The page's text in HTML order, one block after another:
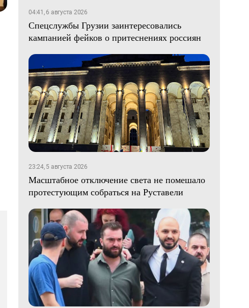
04:41, 6 августа 2026
Спецслужбы Грузии заинтересовались
кампанией фейков о притеснениях россиян
23:24, 5 августа 2026
Масштабное отключение света не помешало
протестующим собраться на Руставели